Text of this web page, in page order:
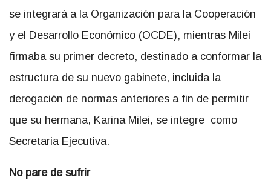
se integrará a la Organización para la Cooperación
y el Desarrollo Económico (OCDE), mientras Milei
firmaba su primer decreto, destinado a conformar la
estructura de su nuevo gabinete, incluida la
derogación de normas anteriores a fin de permitir
que su hermana, Karina Milei, se integre como
Secretaria Ejecutiva.
No pare de sufrir